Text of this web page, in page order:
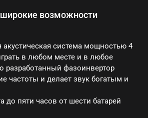
возможности
акустическая система мощностью 4
в любом месте и в любое
разработанный фазоинвертор
частоты и делает звук богатым и
до пяти часов от шести батарей